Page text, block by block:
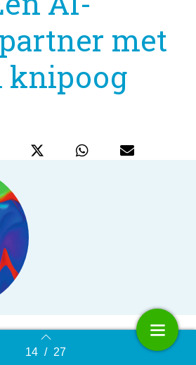
14 / 27
met
knipoog
vind ik het belangrijk
te zijn van de impact van